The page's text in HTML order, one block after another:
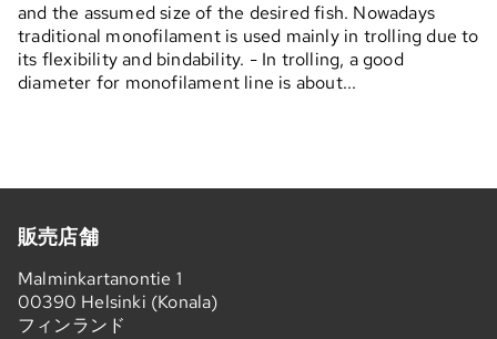
and the assumed size of the desired fish. Nowadays
traditional monofilament is used mainly in trolling due to
its flexibility and bindability. - In trolling, a good
diameter for monofilament line is about...
販売店舗
Malminkartanontie 1
00390 Helsinki (Konala)
フィンランド